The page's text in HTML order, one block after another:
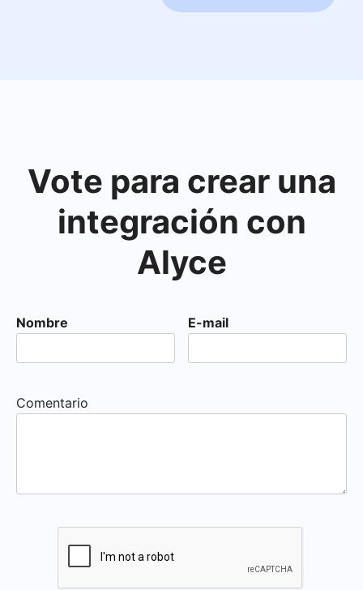
Vote para crear una
integración con
Alyce
Nombre E-mail
Comentario